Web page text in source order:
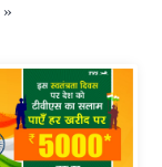
»